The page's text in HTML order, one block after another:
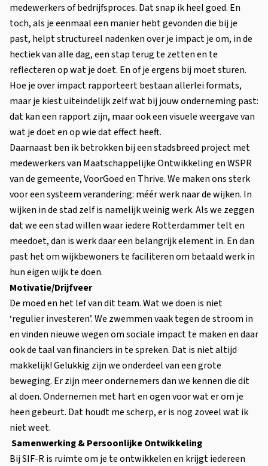
medewerkers of bedrijfsproces. Dat snap ik heel goed. En
toch, als je eenmaal een manier hebt gevonden die bij je
past, helpt structureel nadenken over je impact je om, in de
hectiek van alle dag, een stap terug te zetten en te
reflecteren op wat je doet. En of je ergens bij moet sturen.
Hoe je over impact rapporteert bestaan allerlei formats,
maar je kiest uiteindelijk zelf wat bij jouw onderneming past:
dat kan een rapport zijn, maar ook een visuele weergave van
wat je doet en op wie dat effect heeft.
Daarnaast ben ik betrokken bij een stadsbreed project met
medewerkers van Maatschappelijke Ontwikkeling en WSPR
van de gemeente, VoorGoed en Thrive. We maken ons sterk
voor een systeem verandering: méér werk naar de wijken. In
wijken in de stad zelf is namelijk weinig werk. Als we zeggen
dat we een stad willen waar iedere Rotterdammer telt en
meedoet, dan is werk daar een belangrijk element in. En dan
past het om wijkbewoners te faciliteren om betaald werk in
hun eigen wijk te doen.
Motivatie/Drijfveer
De moed en het lef van dit team. Wat we doen is niet
‘regulier investeren’. We zwemmen vaak tegen de stroom in
en vinden nieuwe wegen om sociale impact te maken en daar
ook de taal van financiers in te spreken. Dat is niet altijd
makkelijk! Gelukkig zijn we onderdeel van een grote
beweging. Er zijn meer ondernemers dan we kennen die dit
al doen. Ondernemen met hart en ogen voor wat er om je
heen gebeurt. Dat houdt me scherp, er is nog zoveel wat ik
niet weet.
Samenwerking & Persoonlijke Ontwikkeling
Bij SIF-R is ruimte om je te ontwikkelen en krijgt iedereen